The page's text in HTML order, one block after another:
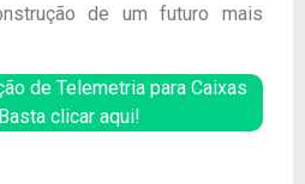
de um futuro mais
de Telemetria para Caixas
Basta clicar aqui!